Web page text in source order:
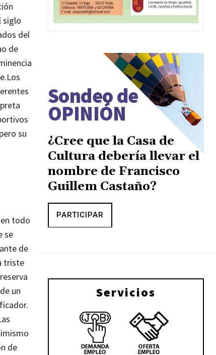
siglo
del
de
Los
su
todo
se
de
triste
un
de
Sondeo de
OPINIÓN
¿Cree que la Casa de
Cultura debería llevar el
nombre de Francisco
Guillem Castaño?
PARTICIPAR
Servicios